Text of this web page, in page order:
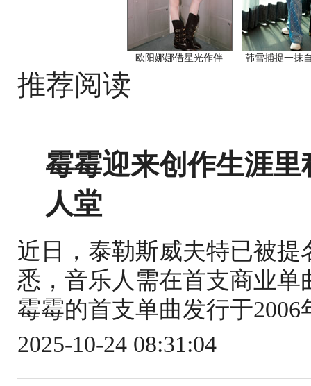
欧阳娜娜借星光作伴 韩雪捕捉一抹
推荐阅读
霉霉迎来创作生涯
人堂
近日，泰勒斯威夫特已被
悉，音乐人需在首支商业
霉霉的首支单曲发行于
2025-10-24 08:31:04